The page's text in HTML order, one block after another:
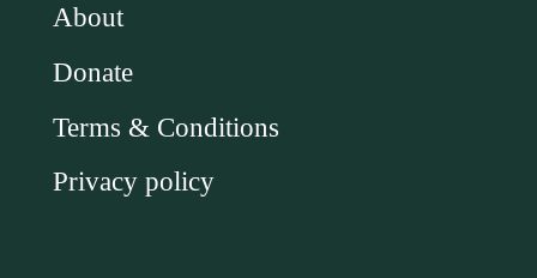
About
Donate
Terms & Conditions
Privacy policy